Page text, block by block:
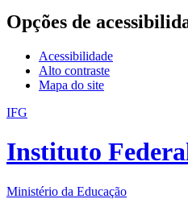
Opções de
Acessibilidade
Alto contraste
Mapa do site
IFG
Instituto
Ministério da Educação